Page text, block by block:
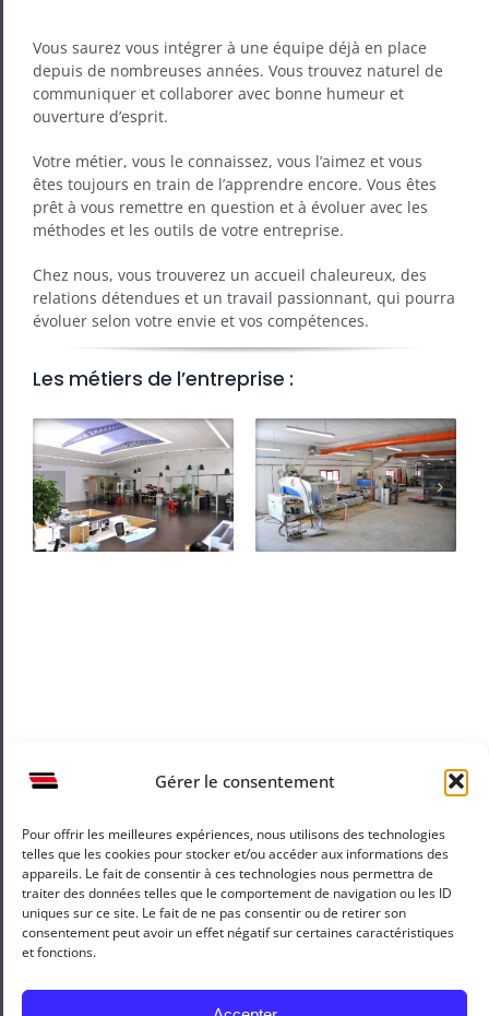
Gérer le consentement
Pour offrir les meilleures expériences, nous utilisons des technologies
telles que les cookies pour stocker et/ou accéder aux informations des
appareils. Le fait de consentir à ces technologies nous permettra de
traiter des données telles que le comportement de navigation ou les ID
uniques sur ce site. Le fait de ne pas consentir ou de retirer son
consentement peut avoir un effet négatif sur certaines caractéristiques
et fonctions.
Vous saurez vous intégrer à une équipe déjà en place
depuis de nombreuses années. Vous trouvez naturel de
communiquer et collaborer avec bonne humeur et
ouverture d’esprit.
Votre métier, vous le connaissez, vous l’aimez et vous
êtes toujours en train de l’apprendre encore. Vous êtes
prêt à vous remettre en question et à évoluer avec les
méthodes et les outils de votre entreprise.
Chez nous, vous trouverez un accueil chaleureux, des
relations détendues et un travail passionnant, qui pourra
évoluer selon votre envie et vos compétences.
Les métiers de l’entreprise :
Mentions légales Recrutement